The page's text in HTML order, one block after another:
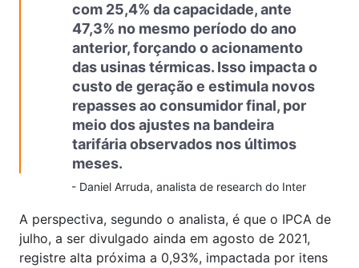
com 25,4% da capacidade, ante
47,3% no mesmo período do ano
anterior, forçando o acionamento
das usinas térmicas. Isso impacta o
custo de geração e estimula novos
repasses ao consumidor final, por
meio dos ajustes na bandeira
tarifária observados nos últimos
meses.
- Daniel Arruda, analista de research do Inter
A perspectiva, segundo o analista, é que o IPCA de
julho, a ser divulgado ainda em agosto de 2021,
registre alta próxima a 0,93%, impactada por itens